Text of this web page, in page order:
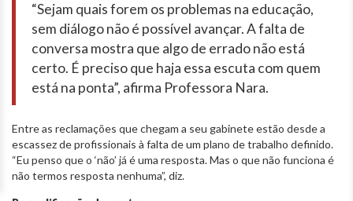
“Sejam quais forem os problemas na educação,
sem diálogo não é possível avançar. A falta de
conversa mostra que algo de errado não está
certo. É preciso que haja essa escuta com quem
está na ponta”, afirma Professora Nara.
Entre as reclamações que chegam a seu gabinete estão desde a
escassez de profissionais à falta de um plano de trabalho definido.
“Eu penso que o ‘não’ já é uma resposta. Mas o que não funciona é
não termos resposta nenhuma”, diz.